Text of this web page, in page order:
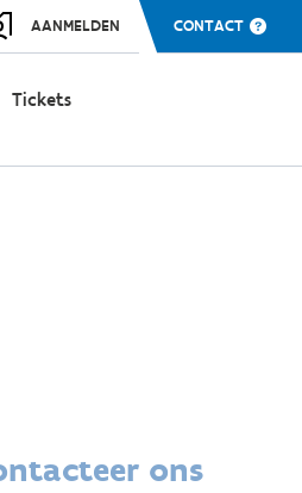
AANMELDEN CONTACT
Tickets
ons